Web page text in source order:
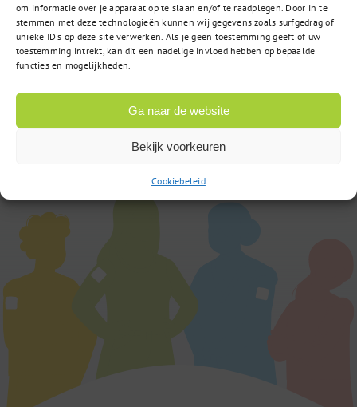
om informatie over je apparaat op te slaan en/of te raadplegen. Door in te
stemmen met deze technologieën kunnen wij gegevens zoals surfgedrag of
unieke ID's op deze site verwerken. Als je geen toestemming geeft of uw
toestemming intrekt, kan dit een nadelige invloed hebben op bepaalde
functies en mogelijkheden.
Ga naar de website
Bekijk voorkeuren
Cookiebeleid
085 – 02 98 705
Op werkdagen bereikbaar
van 9:00u tot 17:00u
Stuur een bericht